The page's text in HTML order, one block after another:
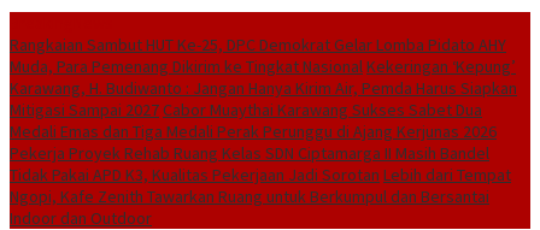
Rangkaian Sambut HUT Ke-25, DPC Demokrat Gelar Lomba Pidato AHY
Muda, Para Pemenang Dikirim ke Tingkat NasionalKekeringan ‘Kepung’
Karawang, H. Budiwanto : Jangan Hanya Kirim Air, Pemda Harus Siapkan
Mitigasi Sampai 2027 Cabor Muaythai Karawang Sukses Sabet Dua
Medali Emas dan Tiga Medali Perak Perunggu di Ajang Kerjunas 2026
Pekerja Proyek Rehab Ruang Kelas SDN Ciptamarga II Masih Bandel
Tidak Pakai APD K3, Kualitas Pekerjaan Jadi Sorotan Lebih dari Tempat
Ngopi, Kafe Zenith Tawarkan Ruang untuk Berkumpul dan Bersantai
Indoor dan Outdoor